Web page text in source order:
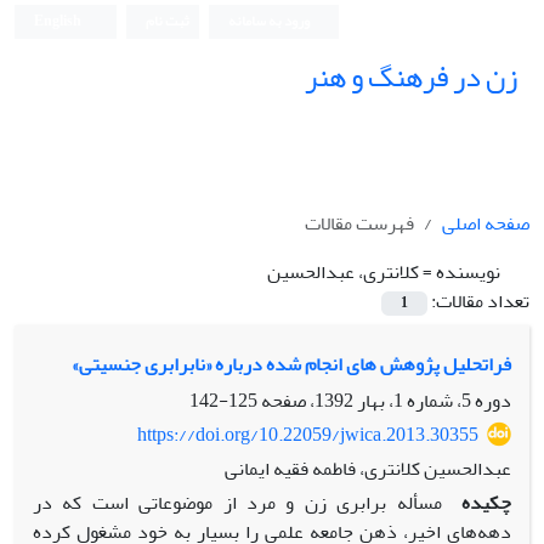
زن در فرهنگ و هنر
صفحه اصلی
فهرست مقالات
نویسنده =کلانتری، عبدالحسین
تعداد مقالات:
1
فراتحلیل پژوهش های انجام شده درباره «نابرابری جنسیتی»
دوره 5، شماره 1، بهار 1392، صفحه
125-142
https://doi.org/10.22059/jwica.2013.30355
عبدالحسین کلانتری، فاطمه فقیه ایمانی
چکیده مسأله برابری زن و مرد از موضوعاتی است که در
دهه‌های اخیر، ذهن جامعه علمی را بسیار به خود مشغول کرده